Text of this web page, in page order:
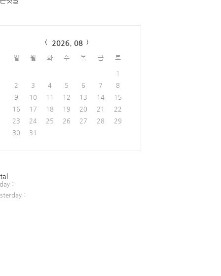
2026. 08
일 월 화 수 목 금 토
1
2
3 4 5 6 7
8
9
10 11 12 13 14
15
16
17 18 19 20 21
22
23
24 25 26 27 28
29
30
31
:
: